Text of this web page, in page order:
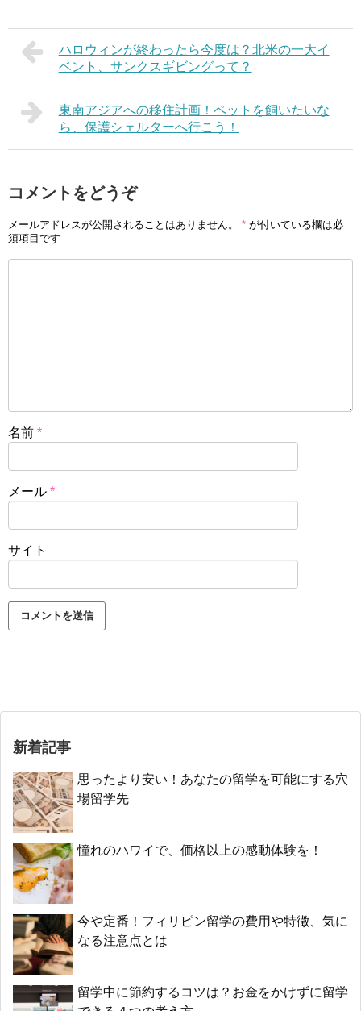
ハロウィンが終わったら今度は？北米の一大イ
ベント、サンクスギビングって？
東南アジアへの移住計画！ペットを飼いたいな
ら、保護シェルターへ行こう！
コメントをどうぞ
メールアドレスが公開されることはありません。 * が付いている欄は必
須項目です
名前 *
メール *
サイト
新着記事
思ったより安い！あなたの留学を可能にする穴
場留学先
憧れのハワイで、価格以上の感動体験を！
今や定番！フィリピン留学の費用や特徴、気に
なる注意点とは
留学中に節約するコツは？お金をかけずに留学